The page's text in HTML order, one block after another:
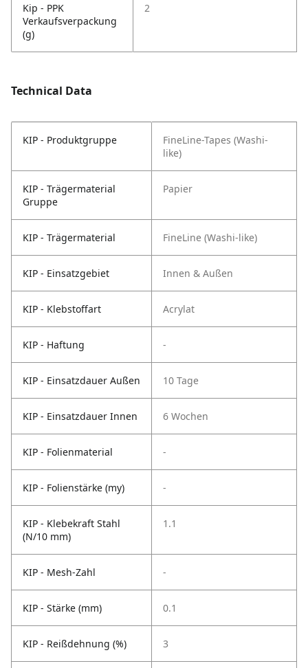
Kip - PPK
Verkaufsverpackung
(g)
2
Technical Data
KIP - Produktgruppe
FineLine-Tapes (Washi-
like)
KIP - Trägermaterial
Gruppe
Papier
KIP - Trägermaterial FineLine (Washi-like)
KIP - Einsatzgebiet Innen & Außen
KIP - Klebstoffart Acrylat
KIP - Haftung -
KIP - Einsatzdauer Außen 10 Tage
KIP - Einsatzdauer Innen 6 Wochen
KIP - Folienmaterial -
KIP - Folienstärke (my) -
KIP - Klebekraft Stahl
(N/10 mm)
1.1
KIP - Mesh-Zahl -
KIP - Stärke (mm) 0.1
KIP - Reißdehnung (%) 3